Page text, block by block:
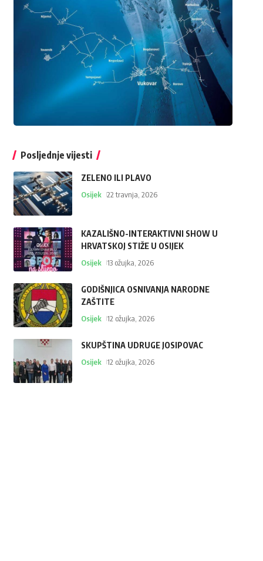
Posljednje vijesti
ZELENO ILI PLAVO
Osijek 22 travnja, 2026
KAZALIŠNO-INTERAKTIVNI SHOW U
HRVATSKOJ STIŽE U OSIJEK
Osijek 13 ožujka, 2026
GODIŠNJICA OSNIVANJA NARODNE
ZAŠTITE
Osijek 12 ožujka, 2026
SKUPŠTINA UDRUGE JOSIPOVAC
Osijek 12 ožujka, 2026